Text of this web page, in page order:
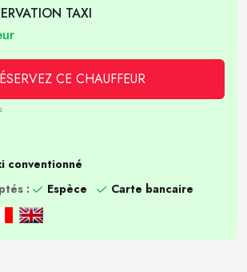
TAXI
CE CHAUFFEUR
conventionné
:
Espèce
Carte bancaire